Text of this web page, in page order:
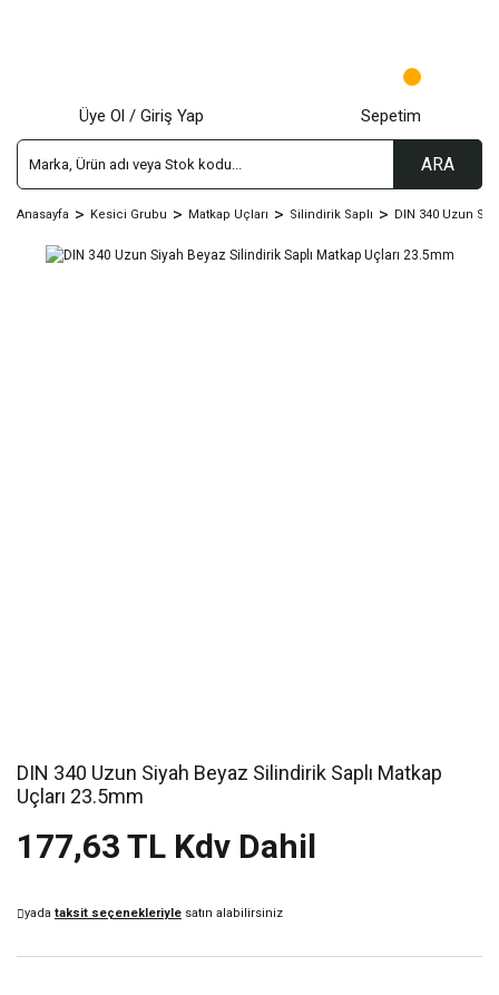
ARA
Üye Ol / Giriş Yap Sepetim
Anasayfa Kesici Grubu Matkap Uçları Silindirik Saplı DIN 340 Uzun
DIN 340 Uzun Siyah Beyaz Silindirik Saplı Matkap
Uçları 23.5mm
177,63 TL Kdv Dahil
yada taksit seçenekleriyle satın alabilirsiniz